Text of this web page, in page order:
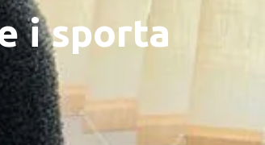
i sporta